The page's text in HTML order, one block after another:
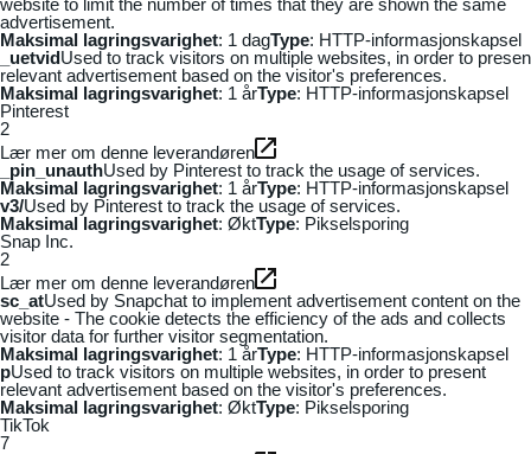
advertisement.
Maksimal lagringsvarighet: 1 dagType: HTTP-informasjonskapsel
_uetvidUsed to track visitors on multiple websites, in order to
relevant advertisement based on the visitor's preferences.
Maksimal lagringsvarighet: 1 årType: HTTP-informasjonskapsel
Pinterest
2
Lær mer om denne leverandøren
_pin_unauthUsed by Pinterest to track the usage of services.
Maksimal lagringsvarighet: 1 årType: HTTP-informasjonskapsel
v3/Used by Pinterest to track the usage of services.
Maksimal lagringsvarighet: ØktType: Pikselsporing
Snap Inc.
2
Lær mer om denne leverandøren
sc_atUsed by Snapchat to implement advertisement content on the
website - The cookie detects the efficiency of the ads and collects
visitor data for further visitor segmentation.
Maksimal lagringsvarighet: 1 årType: HTTP-informasjonskapsel
pUsed to track visitors on multiple websites, in order to present
relevant advertisement based on the visitor's preferences.
Maksimal lagringsvarighet: ØktType: Pikselsporing
TikTok
7